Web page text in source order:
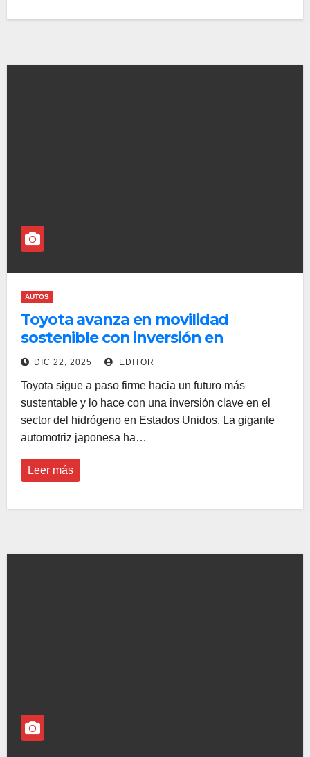
AUTOS
Toyota avanza en movilidad
sostenible con inversión en
hidrógeno en EE. UU.
DIC 22, 2025 EDITOR
Toyota sigue a paso firme hacia un futuro más
sustentable y lo hace con una inversión clave en el
sector del hidrógeno en Estados Unidos. La gigante
automotriz japonesa ha…
Leer más